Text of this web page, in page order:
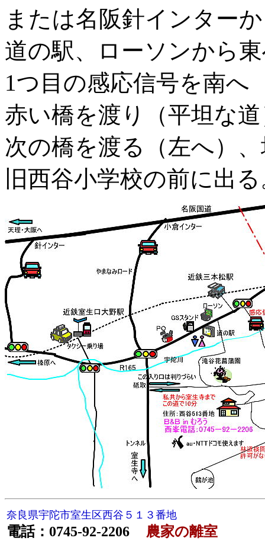
または名阪針インター
道の駅、ローソンから
1つ目の感応信号を南へ
赤い橋を渡り（平坦な
次の橋を渡る（左へ）
旧西谷小学校の前に出
奈良県宇陀市室生区西谷５１３番地
電話：0745-92-2206 農家の離室